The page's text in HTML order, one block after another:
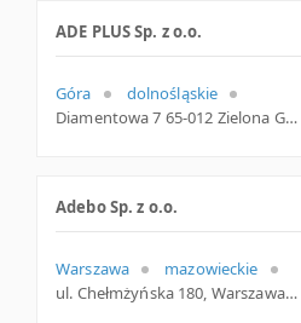
ADE PLUS Sp. z o.o.
Góra
dolnośląskie
Diamentowa 7 65-012 Zielona Góra Polska
Adebo Sp. z o.o.
Warszawa
mazowieckie
ul. Chełmżyńska 180, Warszawa